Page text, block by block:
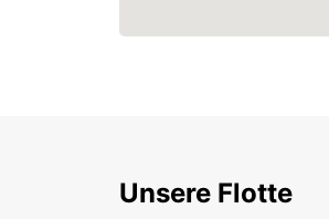
Unsere Flotte